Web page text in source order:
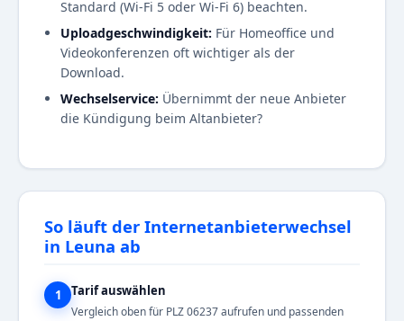
Standard (Wi-Fi 5 oder Wi-Fi 6) beachten.
Uploadgeschwindigkeit: Für Homeoffice und
Videokonferenzen oft wichtiger als der
Download.
Wechselservice: Übernimmt der neue Anbieter
die Kündigung beim Altanbieter?
So läuft der Internetanbieterwechsel
in Leuna ab
1 Tarif auswählen
Vergleich oben für PLZ 06237 aufrufen und passenden